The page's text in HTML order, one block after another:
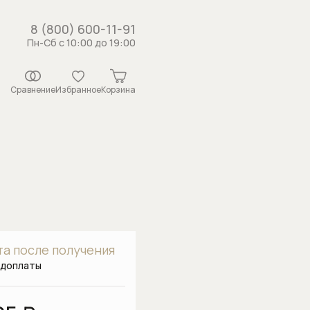
8 (800) 600-11-91
Пн-Сб с 10:00 до 19:00
СравнениеИзбранноеКорзина
после получения